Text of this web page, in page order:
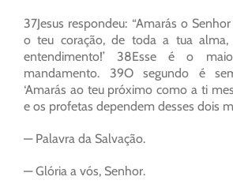
37Jesus respondeu: “Amarás o
o teu coração, de toda a tua
entendimento!’ 38Esse é o
mandamento. 39O segundo é
‘Amarás ao teu próximo como a ti
e os profetas dependem desses dois
— Palavra da Salvação.
— Glória a vós, Senhor.